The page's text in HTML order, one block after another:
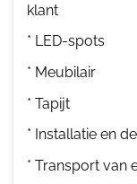
klant
* LED-spots
* Meubilair
* Tapijt
* Installatie en
* Transport van